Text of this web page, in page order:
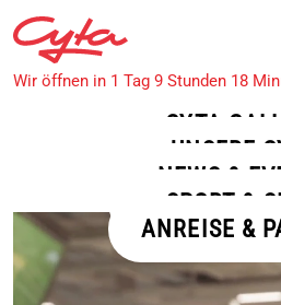
Wir öffnen in 1 Tag 9 Stunden 18
CYTA GUTSCHEINE
Gutscheinbestellung
Gutscheinverkauf
SHOPS, GASTRO &
CYTA
CYTA
UNSERE
NEWS &
SPORT &
ANREISE &